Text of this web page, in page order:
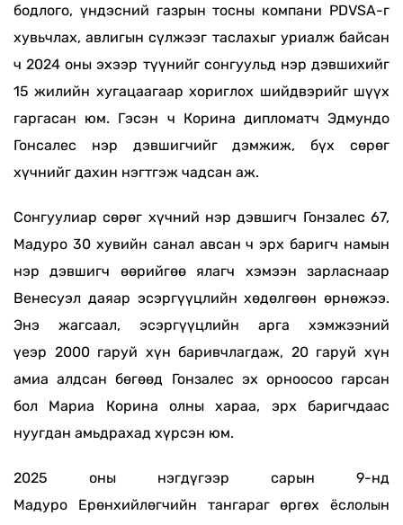
бодлого, үндэсний газрын тосны компани PDVSA-г
хувьчлах, авлигын сүлжээг таслахыг уриалж байсан
ч 2024 оны эхээр түүнийг сонгуульд нэр дэвшихийг
15 жилийн хугацаагаар хориглох шийдвэрийг шүүх
гаргасан юм. Гэсэн ч Корина дипломатч Эдмундо
Гонсалес нэр дэвшигчийгдэмжиж, бүх сөрөг
хүчнийг дахин нэгтгэж чадсан аж.
Сонгуулиар сөрөг хүчний нэр дэвшигч Гонзалес 67,
Мадуро 30 хувийн санал авсан ч эрх баригч намын
нэр дэвшигч өөрийгөө ялагч хэмээн зарласнаар
Венесуэл даяар эсэргүүцлийн хөдөлгөөн өрнөжээ.
Энэ жагсаал, эсэргүүцлийн арга хэмжээний
үеэр 2000 гаруй хүн баривчлагдаж, 20 гаруй хүн
амиа алдсан бөгөөд Гонзалес эх орноосоо гарсан
бол Мариа Коринаолны хараа, эрх баригчдаас
нуугдан амьдрахад хүрсэн юм.
2025 оны нэгдүгээр сарын 9-нд
Мадуро Ерөнхийлөгчийн тангараг өргөх ёслолын